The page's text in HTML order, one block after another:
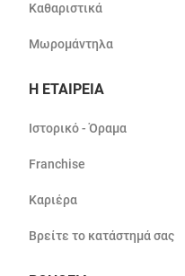
Καθαριστικά
Μωρομάντηλα
Η ΕΤΑΙΡΕΙΑ
Ιστορικό - Όραμα
Franchise
Καριέρα
Βρείτε το κατάστημά σας